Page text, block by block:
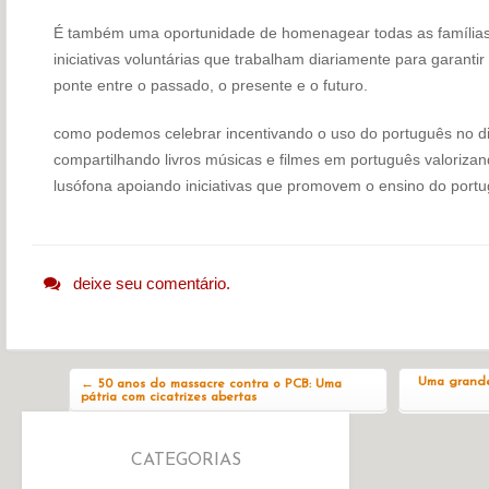
É também uma oportunidade de homenagear todas as
iniciativas voluntárias que trabalham diariamente para
ponte entre o passado, o presente e o futuro.
como podemos celebrar incentivando o uso do português no
compartilhando livros músicas e filmes em português
lusófona apoiando iniciativas que promovem o ensino do
deixe seu comentário.
← 50 anos do massacre contra o PCB: Uma
pátria com cicatrizes abertas
Uma
CATEGORIAS